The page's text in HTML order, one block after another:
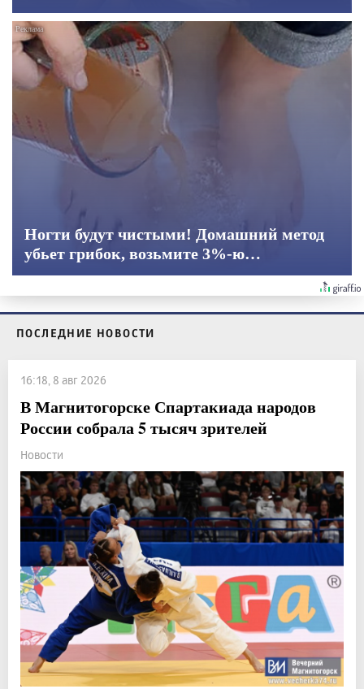
Ногти будут чистыми! Домашний метод
убьет грибок, возьмите 3%-ю…
ПОСЛЕДНИЕ НОВОСТИ
16:18, 8 авг 2026
В Магнитогорске Спартакиада народов
России собрала 5 тысяч зрителей
Новости